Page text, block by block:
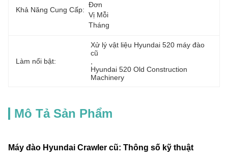
Khả Năng Cung Cấp:
Đơn
Vị Mỗi
Tháng
Làm nổi bật:
Xử lý vật liệu Hyundai 520 máy đào
cũ
Hyundai 520 Old Construction
Machinery
Mô Tả Sản Phẩm
Máy đào Hyundai Crawler cũ: Thông số kỹ thuật